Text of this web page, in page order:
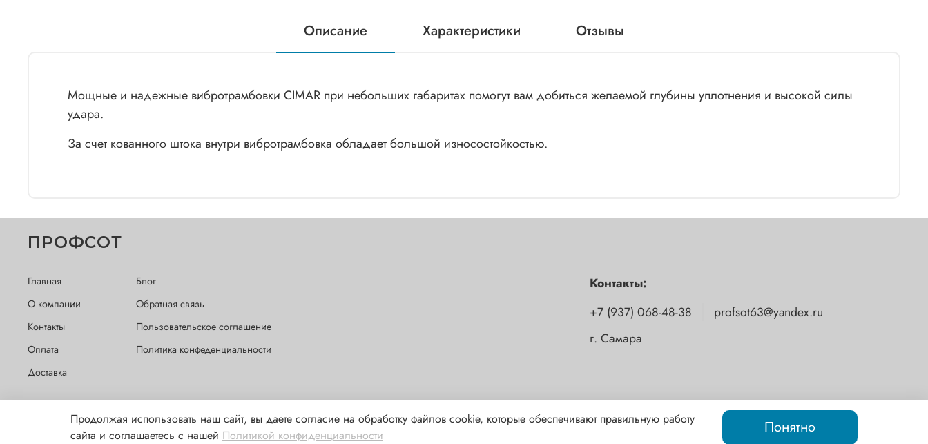
Описание Характеристики Отзывы
Мощные и надежные вибротрамбовки CIMAR при небольших габаритах помогут вам добиться желаемой глубины уплотнения и высокой силы
удара.
За счет кованного штока внутри вибротрамбовка обладает большой износостойкостью.
ПРОФСОТ
Главная
О компании
Контакты
Оплата
Доставка
Блог
Обратная связь
Пользовательское соглашение
Политика конфеденциальности
Контакты:
+7 (937) 068-48-38
profsot63@yandex.ru
г. Самара
Обращаем Ваше внимание на то, что данный интернет-сайт носит исключительно информационный и ознакомительный характер и ни при каких условиях информационные материалы и цены,
Продолжая использовать наш сайт, вы даете согласие на обработку файлов cookie, которые обеспечивают правильную работу
сайта и соглашаетесь с нашей Политикой конфиденциальности Понятно